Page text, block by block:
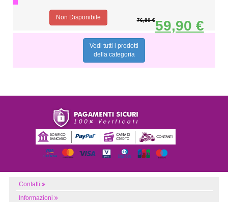
76,80 €59,90 €
Non Disponibile
Vedi tutti i prodotti
della categoria
Contatti
Informazioni